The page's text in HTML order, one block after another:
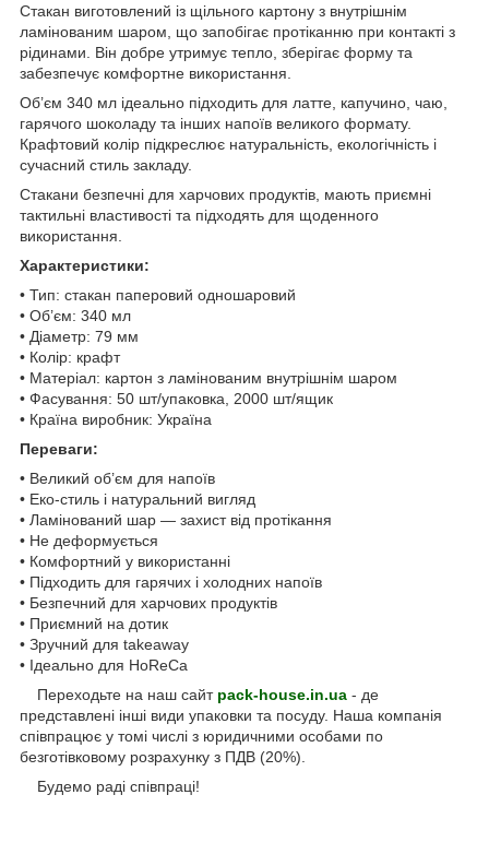
Стакан виготовлений із щільного картону з внутрішнім
ламінованим шаром, що запобігає протіканню при контакті з
рідинами. Він добре утримує тепло, зберігає форму та
забезпечує комфортне використання.
Об’єм 340 мл ідеально підходить для латте, капучино, чаю,
гарячого шоколаду та інших напоїв великого формату.
Крафтовий колір підкреслює натуральність, екологічність і
сучасний стиль закладу.
Стакани безпечні для харчових продуктів, мають приємні
тактильні властивості та підходять для щоденного
використання.
Характеристики:
• Тип: стакан паперовий одношаровий
• Об’єм: 340 мл
• Діаметр: 79 мм
• Колір: крафт
• Матеріал: картон з ламінованим внутрішнім шаром
• Фасування: 50 шт/упаковка, 2000 шт/ящик
• Країна виробник: Україна
Переваги:
• Великий об’єм для напоїв
• Еко-стиль і натуральний вигляд
• Ламінований шар — захист від протікання
• Не деформується
• Комфортний у використанні
• Підходить для гарячих і холодних напоїв
• Безпечний для харчових продуктів
• Приємний на дотик
• Зручний для takeaway
• Ідеально для HoReCa
Переходьте на наш сайт pack-house.in.ua - де
представлені інші види упаковки та посуду. Наша компанія
співпрацює у томі числі з юридичними особами по
безготівковому розрахунку з ПДВ (20%).
Будемо раді співпраці!